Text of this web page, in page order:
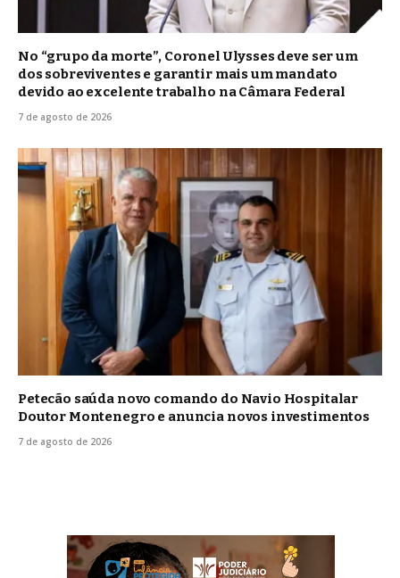
No “grupo da morte”, Coronel Ulysses deve ser um
dos sobreviventes e garantir mais um mandato
devido ao excelente trabalho na Câmara Federal
7 de agosto de 2026
Petecão saúda novo comando do Navio Hospitalar
Doutor Montenegro e anuncia novos investimentos
7 de agosto de 2026